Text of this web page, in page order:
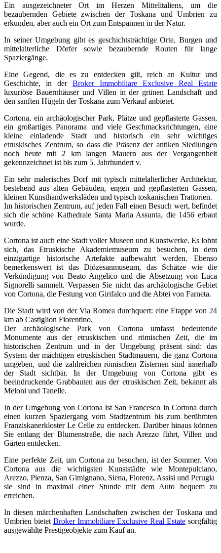
Ein ausgezeichneter Ort im Herzen Mittelitaliens, um die
bezaubernden Gebiete zwischen der Toskana und Umbrien zu
erkunden, aber auch ein Ort zum Entspannen in der Natur.
In seiner Umgebung gibt es geschichtsträchtige Orte, Burgen und
mittelalterliche Dörfer sowie bezaubernde Routen für lange
Spaziergänge.
Eine Gegend, die es zu entdecken gilt, reich an Kultur und
Geschichte, in der Broker Immobiliare Exclusive Real Estate
luxuriöse Bauernhäuser und Villen in der grünen Landschaft und
den sanften Hügeln der Toskana zum Verkauf anbietet.
Cortona, ein archäologischer Park, Plätze und gepflasterte Gassen,
ein großartiges Panorama und viele Geschmacksrichtungen, eine
kleine einladende Stadt und historisch ein sehr wichtiges
etruskisches Zentrum, so dass die Präsenz der antiken Siedlungen
noch heute mit 2 km langen Mauern aus der Vergangenheit
gekennzeichnet ist bis zum 5. Jahrhundert v.
Ein sehr malerisches Dorf mit typisch mittelalterlicher Architektur,
bestehend aus alten Gebäuden, engen und gepflasterten Gassen,
kleinen Kunsthandwerksläden und typisch toskanischen Trattorien.
Im historischen Zentrum, auf jeden Fall einen Besuch wert, befindet
sich die schöne Kathedrale Santa Maria Assunta, die 1456 erbaut
wurde.
Cortona ist auch eine Stadt voller Museen und Kunstwerke. Es lohnt
sich, das Etruskische Akademiemuseum zu besuchen, in dem
einzigartige historische Artefakte aufbewahrt werden. Ebenso
bemerkenswert ist das Diözesanmuseum, das Schätze wie die
Verkündigung von Beato Angelico und die Absetzung von Luca
Signorelli sammelt. Verpassen Sie nicht das archäologische Gebiet
von Cortona, die Festung von Girifalco und die Abtei von Farneta.
Die Stadt wird von der Via Romea durchquert: eine Etappe von 24
km ab Castiglion Fiorentino.
Der archäologische Park von Cortona umfasst bedeutende
Monumente aus der etruskischen und römischen Zeit, die im
historischen Zentrum und in der Umgebung präsent sind: das
System der mächtigen etruskischen Stadtmauern, die ganz Cortona
umgeben, und die zahlreichen römischen Zisternen sind innerhalb
der Stadt sichtbar. In der Umgebung von Cortona gibt es
beeindruckende Grabbauten aus der etruskischen Zeit, bekannt als
Meloni und Tanelle.
In der Umgebung von Cortona ist San Francesco in Cortona durch
einen kurzen Spaziergang vom Stadtzentrum bis zum berühmten
Franziskanerkloster Le Celle zu entdecken. Darüber hinaus können
Sie entlang der Blumenstraße, die nach Arezzo führt, Villen und
Gärten entdecken.
Eine perfekte Zeit, um Cortona zu besuchen, ist der Sommer. Von
Cortona aus die wichtigsten Kunststädte wie Montepulciano,
Arezzo, Pienza, San Gimignano, Siena, Florenz, Assisi und Perugia
sie sind in maximal einer Stunde mit dem Auto bequem zu
erreichen.
In diesen märchenhaften Landschaften zwischen der Toskana und
Umbrien bietet Broker Immobiliare Exclusive Real Estate sorgfältig
ausgewählte Prestigeobjekte zum Kauf an.